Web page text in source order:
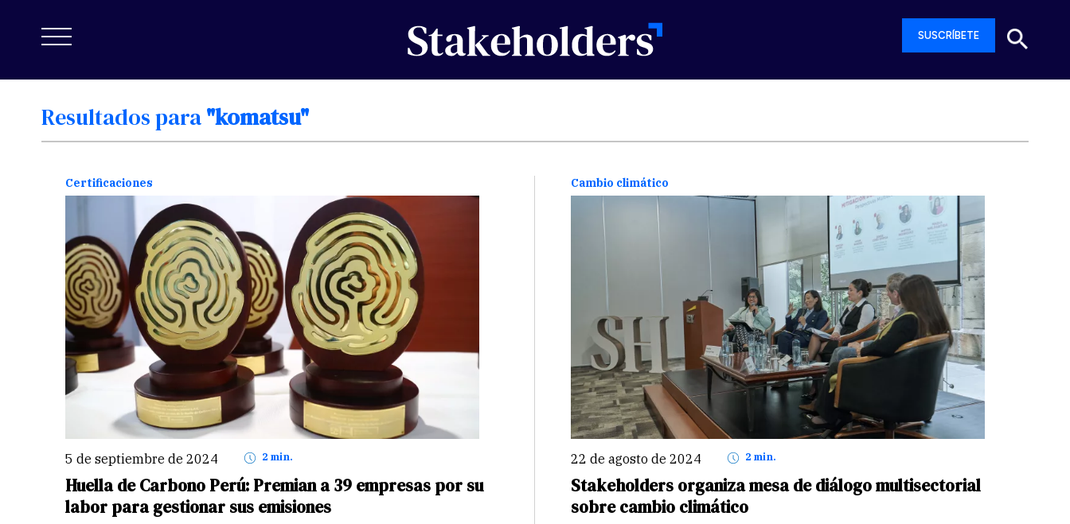
SUSCRÍBETE
Resultadospara"komatsu"
Certificaciones
5 de septiembre de 2024 2 min.
Huella de Carbono Perú: Premian a 39 empresas por su
labor para gestionar sus emisiones
Cambio climático
22 de agosto de 2024 2 min.
Stakeholders organiza mesa de diálogo multisectorial
sobre cambio climático